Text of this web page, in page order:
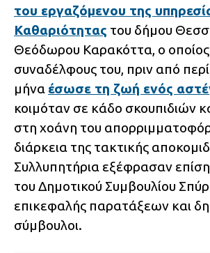
του εργαζόμενου της
Καθαριότητας του δήμου
Θεόδωρου Καρακόττα, ο οποίος
συναδέλφους του, πριν από
μήνα έσωσε τη ζωή ενός
κοιμόταν σε κάδο σκουπιδιών
στη χοάνη του
διάρκεια της τακτικής
Συλλυπητήρια εξέφρασαν
του Δημοτικού Συμβουλίου
επικεφαλής παρατάξεων και
σύμβουλοι.